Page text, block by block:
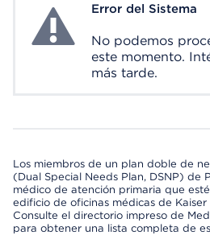
System ErrorError del Sistema
No podemos
este momento.
más tarde.
Los miembros de un plan doble de
(Dual Special Needs Plan, DSNP) de
médico de atención primaria que
edificio de oficinas médicas de
Consulte el directorio impreso de
para obtener una lista completa de